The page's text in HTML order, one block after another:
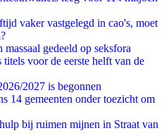
vaker vastgelegd in cao's, moet
gedeeld op seksfora
voor de eerste helft van de
2027 is begonnen
14 gemeenten onder toezicht om
bij ruimen mijnen in Straat van